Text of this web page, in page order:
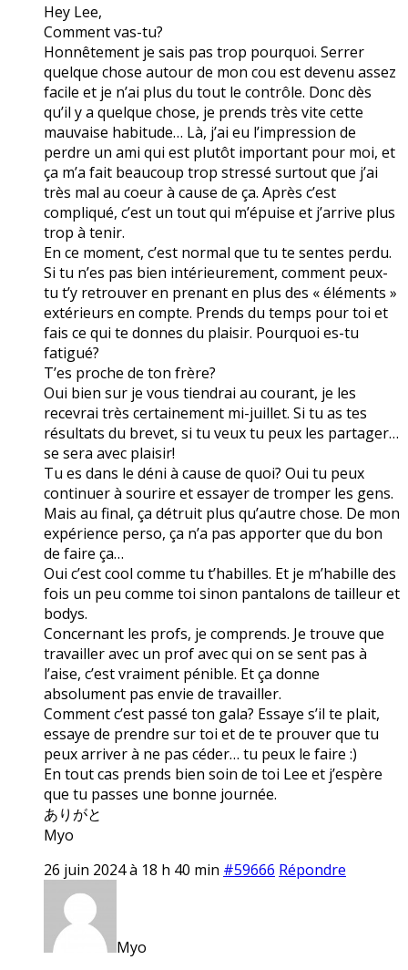
Hey Lee,
Comment vas-tu?
Honnêtement je sais pas trop pourquoi. Serrer
quelque chose autour de mon cou est devenu assez
facile et je n’ai plus du tout le contrôle. Donc dès
qu’il y a quelque chose, je prends très vite cette
mauvaise habitude… Là, j’ai eu l’impression de
perdre un ami qui est plutôt important pour moi, et
ça m’a fait beaucoup trop stressé surtout que j’ai
très mal au coeur à cause de ça. Après c’est
compliqué, c’est un tout qui m’épuise et j’arrive plus
trop à tenir.
En ce moment, c’est normal que tu te sentes perdu.
Si tu n’es pas bien intérieurement, comment peux-
tu t’y retrouver en prenant en plus des « éléments »
extérieurs en compte. Prends du temps pour toi et
fais ce qui te donnes du plaisir. Pourquoi es-tu
fatigué?
T’es proche de ton frère?
Oui bien sur je vous tiendrai au courant, je les
recevrai très certainement mi-juillet. Si tu as tes
résultats du brevet, si tu veux tu peux les partager…
se sera avec plaisir!
Tu es dans le déni à cause de quoi? Oui tu peux
continuer à sourire et essayer de tromper les gens.
Mais au final, ça détruit plus qu’autre chose. De mon
expérience perso, ça n’a pas apporter que du bon
de faire ça…
Oui c’est cool comme tu t’habilles. Et je m’habille des
fois un peu comme toi sinon pantalons de tailleur et
bodys.
Concernant les profs, je comprends. Je trouve que
travailler avec un prof avec qui on se sent pas à
l’aise, c’est vraiment pénible. Et ça donne
absolument pas envie de travailler.
Comment c’est passé ton gala? Essaye s’il te plait,
essaye de prendre sur toi et de te prouver que tu
peux arriver à ne pas céder… tu peux le faire :)
En tout cas prends bien soin de toi Lee et j’espère
que tu passes une bonne journée.
ありがと
Myo
26 juin 2024 à 18 h 40 min #59666 Répondre
Myo